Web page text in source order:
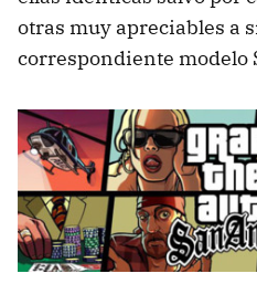
otras muy apreciables a
correspondiente modelo